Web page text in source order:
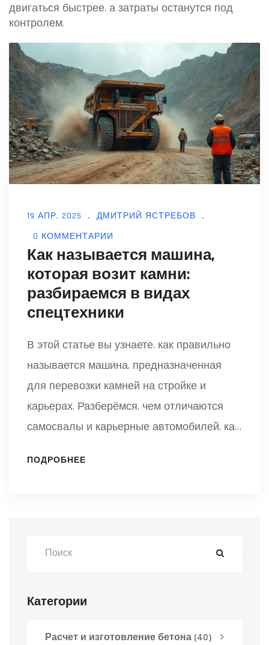
двигаться быстрее, а затраты останутся под
контролем.
19 АПР, 2025
ДМИТРИЙ ЯСТРЕБОВ
0 КОММЕНТАРИИ
Как называется машина,
которая возит камни:
разбираемся в видах
спецтехники
В этой статье вы узнаете, как правильно
называется машина, предназначенная
для перевозки камней на стройке и
карьерах. Разберёмся, чем отличаются
самосвалы и карьерные автомобилей, как
и что важно учитывать при их
тех, кто сталкивается со строительством
ПОДРОБНЕЕ
Категории
Расчет и изготовление бетона (40)